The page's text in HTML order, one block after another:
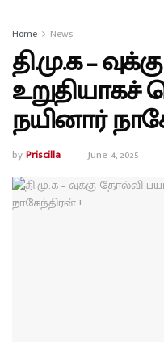
Home News
தி.மு.க –
உறுதியாகச்
நயினார்
byPriscilla June 4, 2025